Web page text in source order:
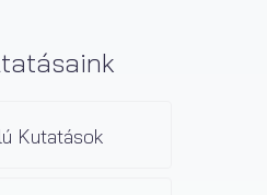
Kutatások